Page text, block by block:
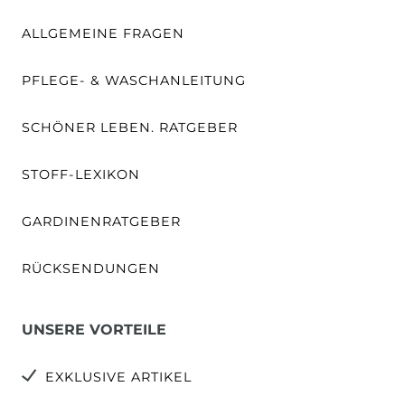
ALLGEMEINE FRAGEN
PFLEGE- & WASCHANLEITUNG
SCHÖNER LEBEN. RATGEBER
STOFF-LEXIKON
GARDINENRATGEBER
RÜCKSENDUNGEN
UNSERE VORTEILE
EXKLUSIVE ARTIKEL